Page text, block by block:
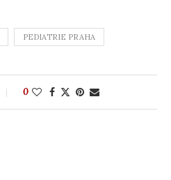
PEDIATRIE PRAHA
0